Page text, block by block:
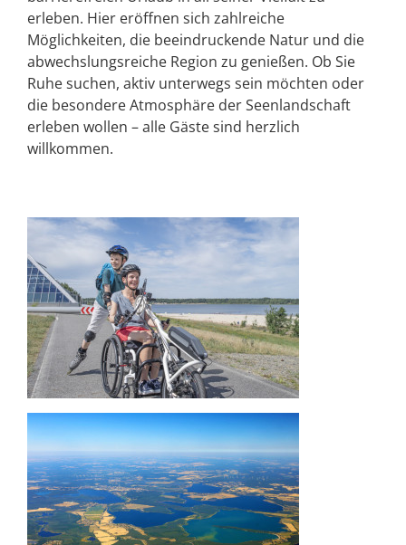
erleben. Hier eröffnen sich zahlreiche
Möglichkeiten, die beeindruckende Natur und die
abwechslungsreiche Region zu genießen. Ob Sie
Ruhe suchen, aktiv unterwegs sein möchten oder
die besondere Atmosphäre der Seenlandschaft
erleben wollen – alle Gäste sind herzlich
willkommen.